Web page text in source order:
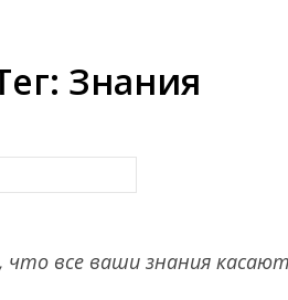
Знания
все ваши знания